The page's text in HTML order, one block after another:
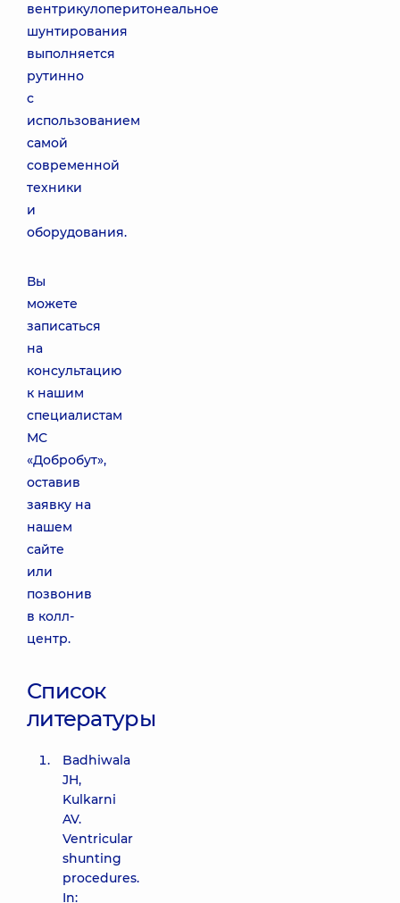
вентрикулоперитонеальное
шунтирования
выполняется
рутинно
с
использованием
самой
современной
техники
и
оборудования.
Вы
можете
записаться
на
консультацию
к нашим
специалистам
МС
«Добробут»,
оставив
заявку на
нашем
сайте
или
позвонив
в колл-
центр.
Список
литературы
Badhiwala
JH,
Kulkarni
AV.
Ventricular
shunting
procedures.
In: